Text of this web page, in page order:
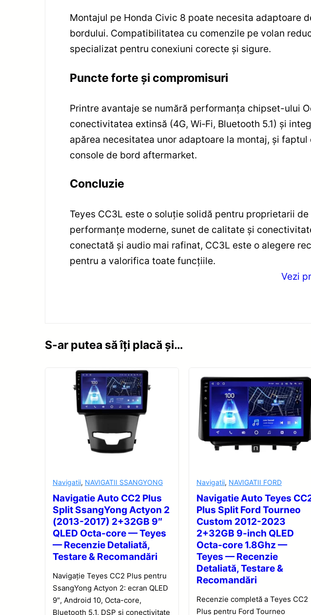
Montajul pe Honda Civic 8 poate necesita adaptoare
bordului. Compatibilitatea cu comenzile pe volan
specializat pentru conexiuni corecte și sigure.
Puncte forte și compromisuri
Printre avantaje se numără performanța chipset-ului
conectivitatea extinsă (4G, Wi‑Fi, Bluetooth 5.1) și
apărea necesitatea unor adaptoare la montaj, și
console de bord aftermarket.
Concluzie
Teyes CC3L este o soluție solidă pentru proprietarii
performanțe moderne, sunet de calitate și
conectată și audio mai rafinat, CC3L este o alegere
pentru a valorifica toate funcțiile.
Vezi
S-ar putea să îți placă și…
Navigatii, NAVIGATII SSANGYONG
Navigatie Auto CC2 Plus
Split SsangYong Actyon 2
(2013-2017) 2+32GB 9″
QLED Octa-core — Teyes
— Recenzie Detaliată,
Testare & Recomandări
Navigație Teyes CC2 Plus pentru
SsangYong Actyon 2: ecran QLED
9″, Android 10, Octa-core,
Bluetooth 5.1, DSP și conectivitate
Navigatii, NAVIGATII FORD
Navigatie Auto Teyes
Plus Split Ford Tourneo
Custom 2012-2023
2+32GB 9-inch QLED
Octa-core 1.8Ghz —
Teyes — Recenzie
Detaliată, Testare &
Recomandări
Recenzie completă a Teyes CC2
Plus pentru Ford Tourneo